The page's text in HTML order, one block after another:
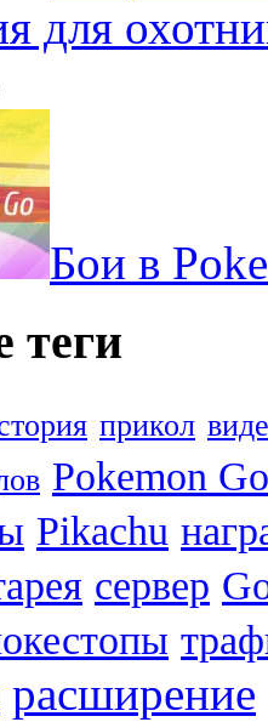
для
Бои в
теги
прикол
Pokemon Go
Pikachu
сервер
расширение